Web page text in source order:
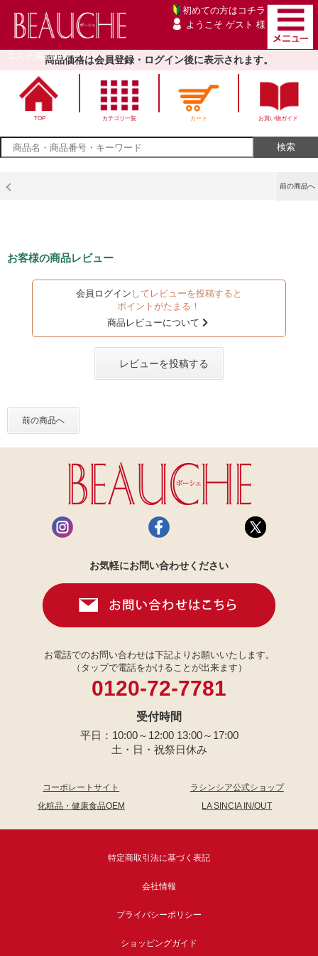
エステ用品卸売サイト
初めての方は コチラ
ようこそ ゲスト 様
商品価格は会員登録・ログイン後に表示されます。
TOP カテゴリ一覧 カート お買い物ガイド
前の商品へ
お客様の商品レビュー
会員ログイン してレビューを投稿すると
ポイントがたまる！
商品レビューについて
レビューを投稿する
前の商品へ
お気軽にお問い合わせください
お電話でのお問い合わせは下記よりお願いいたします。
（タップで電話をかけることが出来ます）
0120-72-7781
受付時間
平日：10:00～12:00 13:00～17:00
土・日・祝祭日休み
コーポレートサイト
ラシンシア公式ショップ
化粧品・健康食品OEM
LA SINCIA IN/OUT
特定商取引法に基づく表記
会社情報
プライバシーポリシー
ショッピングガイド